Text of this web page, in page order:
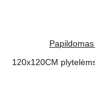
120x120CM